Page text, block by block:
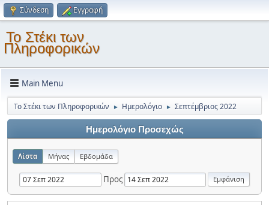
Σύνδεση Εγγραφή
Το Στέκι των
Πληροφορικών
Main Menu
Το Στέκι των Πληροφορικών ► Ημερολόγιο ► Σεπτέμβριος 2022
Ημερολόγιο Προσεχώς
Λίστα Μήνας Εβδομάδα
Προς